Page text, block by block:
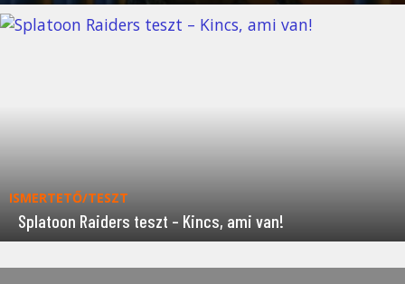
ISMERTETŐ/TESZT
Splatoon Raiders teszt – Kincs, ami van!